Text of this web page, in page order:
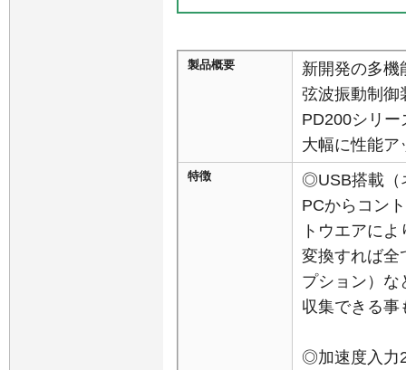
製品概要
新開発の多機
弦波振動制御
PD200シリ
大幅に性能ア
特徴
◎USB搭載（
PCからコン
トウエアに
変換すれば全
プション）な
収集できる事
◎加速度入力